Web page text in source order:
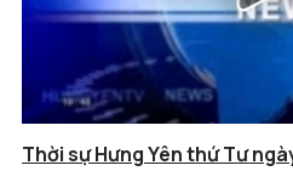
Thời sự Hưng Yên thứ Tư